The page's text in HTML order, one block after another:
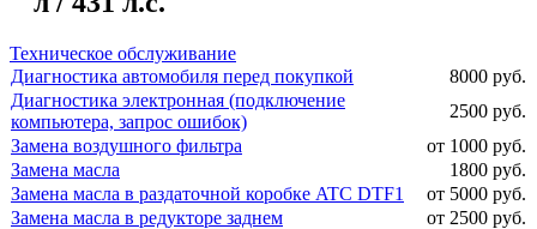
Техническое обслуживание
Диагностика автомобиля перед покупкой
8000 руб.
Диагностика электронная (подключение
компьютера, запрос ошибок)
2500 руб.
Замена воздушного фильтра
от 1000 руб.
Замена масла
1800 руб.
Замена масла в раздаточной коробке ATC DTF1
от 5000 руб.
Замена масла в редукторе заднем
от 2500 руб.